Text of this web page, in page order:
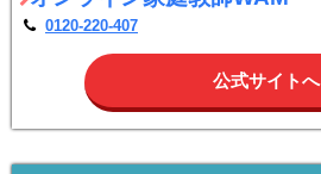
0120-220-407
公式サイトへ